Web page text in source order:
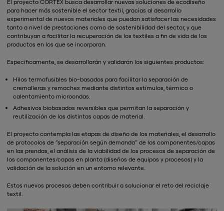
El proyecto CORTEX busca desarrollar nuevas soluciones de ecodiseño
para hacer más sostenible el sector textil, gracias al desarrollo
experimental de nuevos materiales que puedan satisfacer las necesidades
tanto a nivel de prestaciones como de sostenibilidad del sector, y que
contribuyan a facilitar la recuperación de los textiles a fin de vida de los
productos en los que se incorporan.
Específicamente, se desarrollarán y validarán los siguientes productos:
Hilos termofusibles bio-basados para facilitar la separación de
cremalleras y remaches mediante distintos estímulos, térmico o
calentamiento microondas.
Adhesivos biobasados reversibles que permitan la separación y
reutilización de las distintas capas de material.
El proyecto contempla las etapas de diseño de los materiales, el desarrollo
de protocolos de “separación según demanda” de los componentes/capas
en las prendas, el análisis de la viabilidad de los procesos de separación de
los componentes/capas en planta (diseños de equipos y procesos) y la
validación de la solución en un entorno relevante.
Estos nuevos procesos deben contribuir a solucionar el reto del reciclaje
textil.